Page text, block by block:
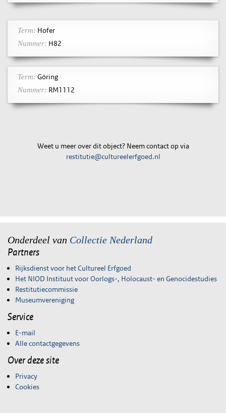
Term: Hofer
Nummer: H82
Term: Göring
Nummer: RM1112
Weet u meer over dit object? Neem contact op via
restitutie@cultureelerfgoed.nl
Onderdeel van Collectie Nederland
Partners
Rijksdienst voor het Cultureel Erfgoed
Het NIOD Instituut voor Oorlogs-, Holocaust- en Genocidestudies
Restitutiecommissie
Museumvereniging
Service
E-mail
Alle contactgegevens
Over deze site
Privacy
Cookies